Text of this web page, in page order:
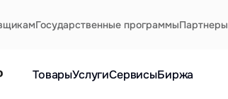
Государственные программыПартнеры
ТоварыУслугиСервисыБиржа